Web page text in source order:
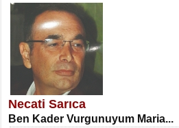
NECLA DİLEK ARSLAN
Öğretmenler Günü Mahkemesi...
Necati Sarıca
Ben Kader Vurgunuyum Maria...